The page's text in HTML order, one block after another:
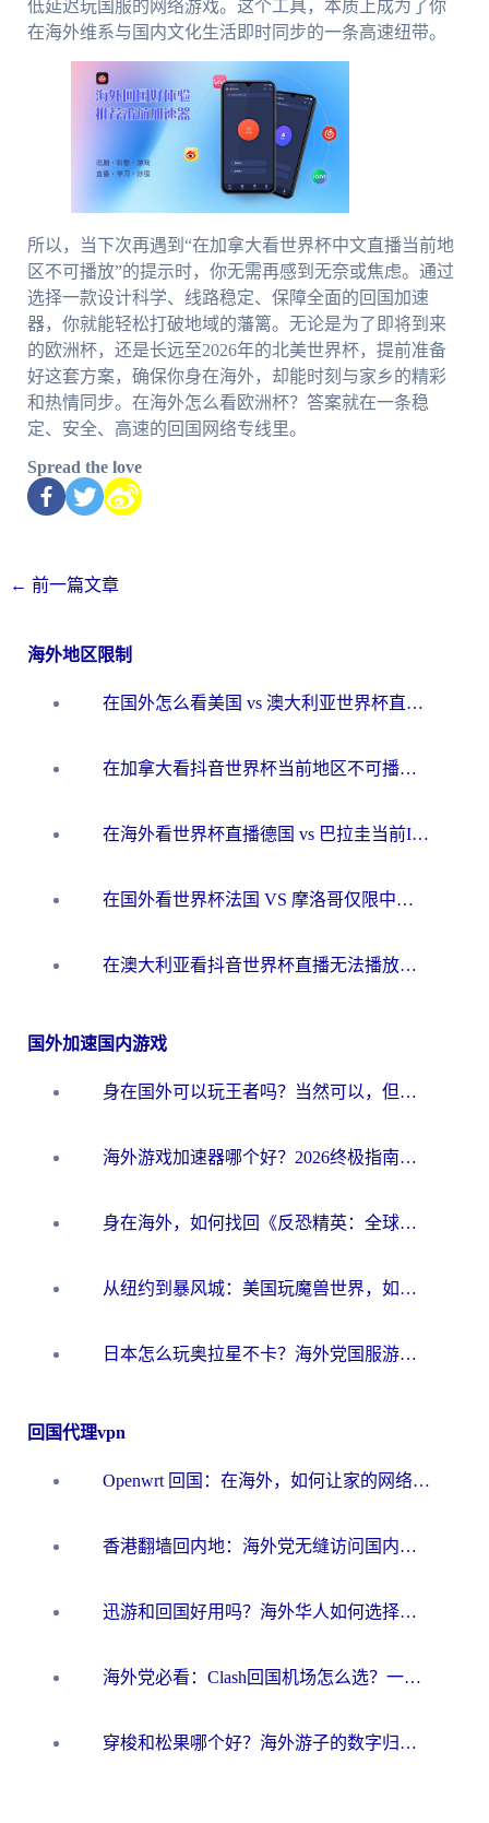
低延迟玩国服的网络游戏。这个工具，本质上成为了你
在海外维系与国内文化生活即时同步的一条高速纽带。
所以，当下次再遇到“在加拿大看世界杯中文直播当前地
区不可播放”的提示时，你无需再感到无奈或焦虑。通过
选择一款设计科学、线路稳定、保障全面的回国加速
器，你就能轻松打破地域的藩篱。无论是为了即将到来
的欧洲杯，还是长远至2026年的北美世界杯，提前准备
好这套方案，确保你身在海外，却能时刻与家乡的精彩
和热情同步。在海外怎么看欧洲杯？答案就在一条稳
定、安全、高速的回国网络专线里。
Spread the love
← 前一篇文章
海外地区限制
在国外怎么看美国 vs 澳大利亚世界杯直播？海外党必藏的中文解说观赛指南
在加拿大看抖音世界杯当前地区不可播放？海外党体育观赛终极指南
在海外看世界杯直播德国 vs 巴拉圭当前IP受限制？这篇指南帮你轻松解决地区限制
在国外看世界杯法国 VS 摩洛哥仅限中国大陆？别让地域限制拦下你的欢呼
在澳大利亚看抖音世界杯直播无法播放？海外党体育观赛终极指南来了！
国外加速国内游戏
身在国外可以玩王者吗？当然可以，但你需要这份“加速”指南
海外游戏加速器哪个好？2026终极指南帮你畅玩国服+解决卡顿难题
身在海外，如何找回《反恐精英：全球攻势》国服的丝滑手感？一份给你的终极指南
从纽约到暴风城：美国玩魔兽世界，如何找到你的最佳网络航线
日本怎么玩奥拉星不卡？海外党国服游戏加速器选择全攻略
回国代理vpn
Openwrt 回国：在海外，如何让家的网络触手可及
香港翻墙回内地：海外党无缝访问国内资源的加速器选择全攻略
迅游和回国好用吗？海外华人如何选择靠谱的回国加速器
海外党必看：Clash回国机场怎么选？一篇搞定无缝访问国内资源的全攻略
穿梭和松果哪个好？海外游子的数字归乡路，到底该怎么选